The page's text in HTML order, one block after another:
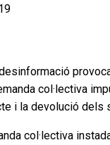
col·lectiva
i la devolució dels
col·lectiva